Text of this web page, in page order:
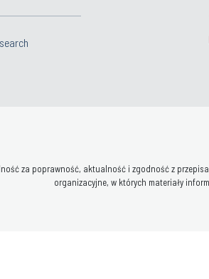
za poprawność, aktualność i zgodność z
organizacyjne, w których materiały